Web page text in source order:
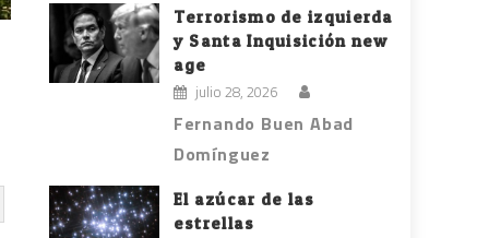
Terrorismo de izquierda
y Santa Inquisición new
age
julio 28, 2026
Fernando Buen Abad
Domínguez
El azúcar de las
estrellas